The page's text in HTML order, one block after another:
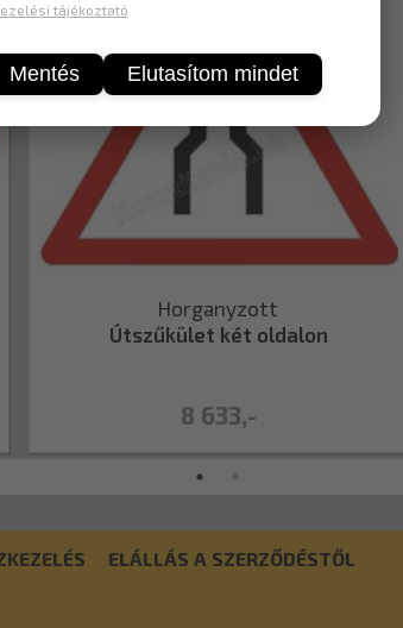
8 633,-
Horganyzott
Útszűkület két oldalon
ELÁLLÁS A SZERZŐDÉSTŐL
tájékoztató
Mentés Elutasítom mindet